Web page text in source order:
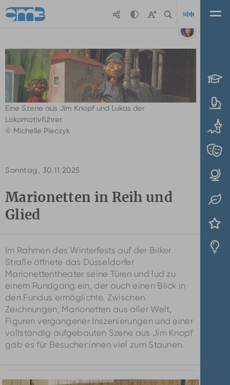
Eine Szene aus Jim Knopf und Lukas der
Lokomotivführer
© Michelle Pieczyk
Sonntag, 30.11.2025
Marionetten in Reih und
Glied
Im Rahmen des Winterfests auf der Bilker
Straße öffnete das Düsseldorfer
Marionettentheater seine Türen und lud zu
einem Rundgang ein, der auch einen Blick in
den Fundus ermöglichte. Zwischen
Zeichnungen, Marionetten aus aller Welt,
Figuren vergangener Inszenierungen und einer
vollständig aufgebauten Szene aus Jim Knopf
gab es für Besucher:innen viel zum Staunen.